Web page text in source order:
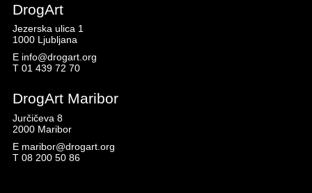
DrogArt
Jezerska ulica 1
1000 Ljubljana
E info@drogart.org
T 01 439 72 70
DrogArt Maribor
Jurčičeva 8
2000 Maribor
E maribor@drogart.org
T 08 200 50 86